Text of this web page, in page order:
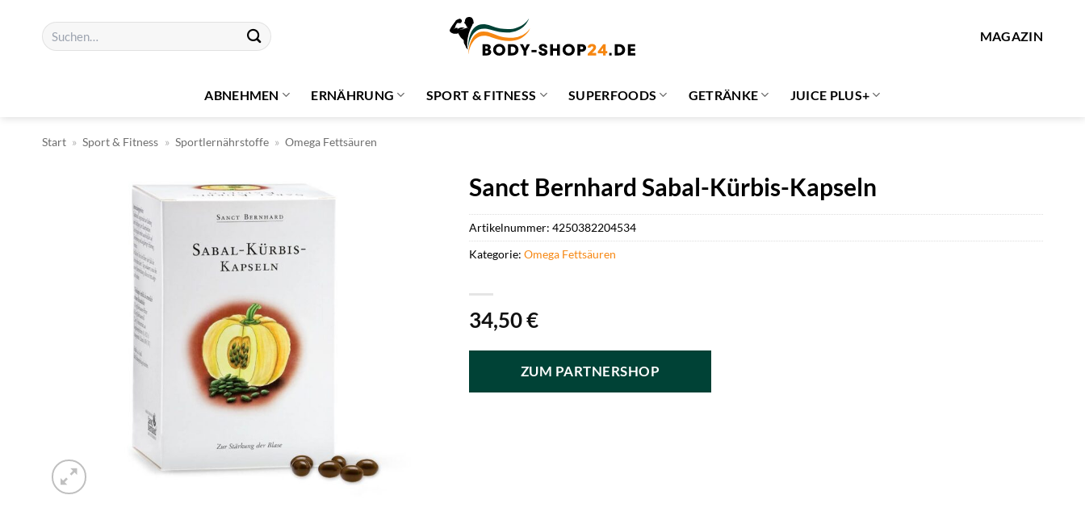
springen
Suchen
nach:
MAGAZIN
ABNEHMEN ERNÄHRUNG SPORT & FITNESS SUPERFOODS GETRÄNKE JUICE PLUS+
Start » Sport & Fitness » Sportlernährstoffe » Omega Fettsäuren
Sanct Bernhard Sabal-Kürbis-Kapseln
34,50€
ZUM PARTNERSHOP
Artikelnummer:4250382204534
Kategorie:Omega Fettsäuren